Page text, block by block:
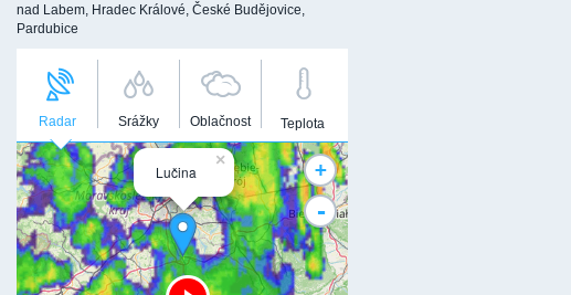
nad Labem, Hradec Králové, České Budějovice,
Pardubice
Radar Srážky Oblačnost Teplota
×
Lučina +
-